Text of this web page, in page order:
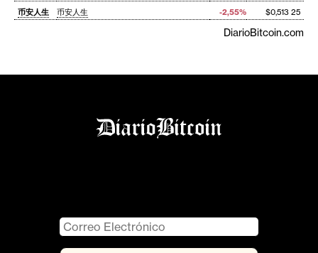
币安人生
币安人生 -2,55% $0,513 25
DiarioBitcoin.com